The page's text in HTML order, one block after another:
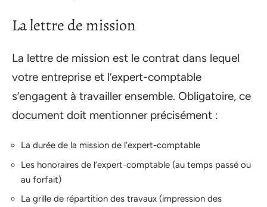
La lettre de mission
La lettre de mission est le contrat dans lequel
votre entreprise et l’expert-comptable
s’engagent à travailler ensemble. Obligatoire, ce
document doit mentionner précisément :
La durée de la mission de l’expert-comptable
Les honoraires de l’expert-comptable (au temps passé ou
au forfait)
La grille de répartition des travaux (impression des